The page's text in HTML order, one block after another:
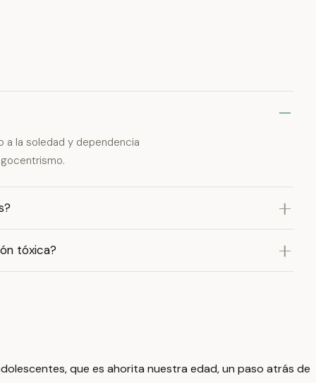
a la soledad y dependencia
tóxica?
que es ahorita nuestra edad, un paso atrás de